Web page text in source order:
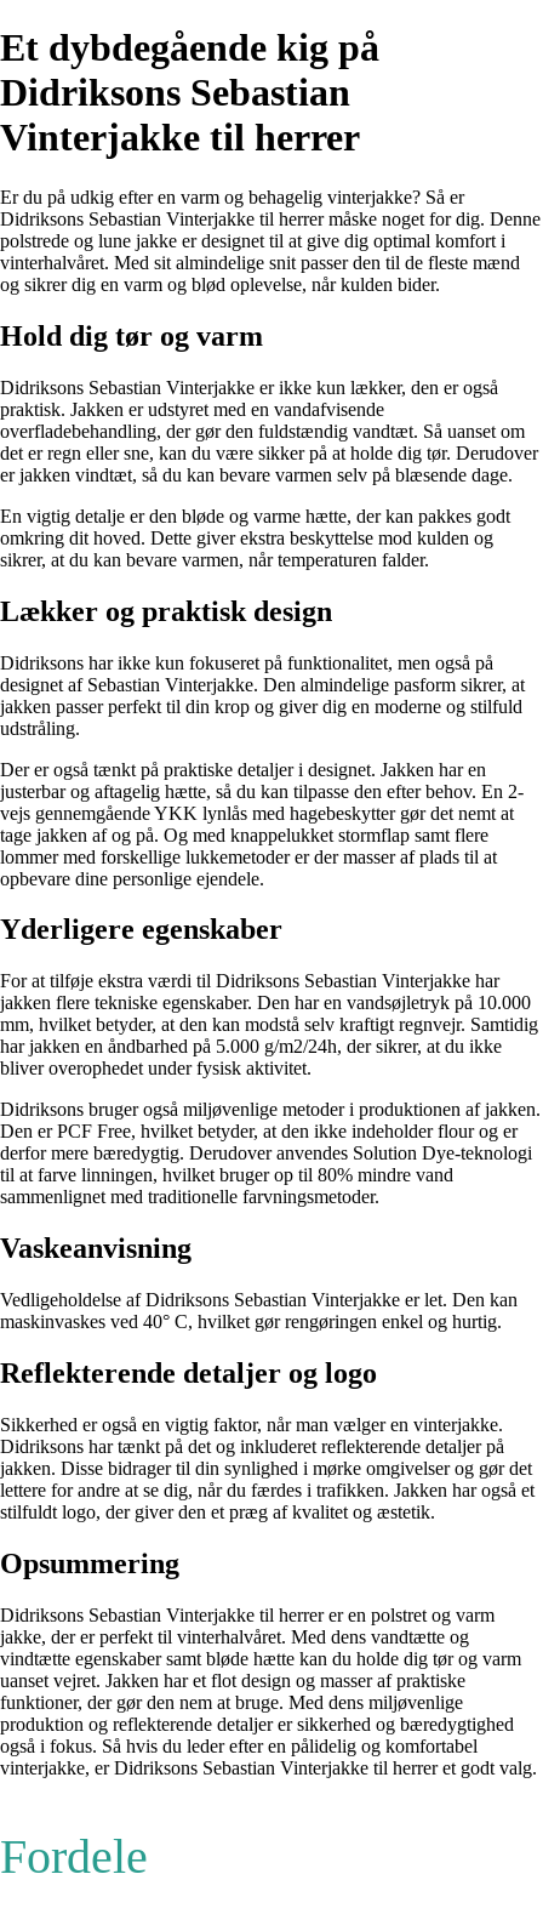
Et dybdegående kig på
Didriksons Sebastian
Vinterjakke til herrer
Er du på udkig efter en varm og behagelig vinterjakke? Så er
Didriksons Sebastian Vinterjakke til herrer måske noget for dig. Denne
polstrede og lune jakke er designet til at give dig optimal komfort i
vinterhalvåret. Med sit almindelige snit passer den til de fleste mænd
og sikrer dig en varm og blød oplevelse, når kulden bider.
Hold dig tør og varm
Didriksons Sebastian Vinterjakke er ikke kun lækker, den er også
praktisk. Jakken er udstyret med en vandafvisende
overfladebehandling, der gør den fuldstændig vandtæt. Så uanset om
det er regn eller sne, kan du være sikker på at holde dig tør. Derudover
er jakken vindtæt, så du kan bevare varmen selv på blæsende dage.
En vigtig detalje er den bløde og varme hætte, der kan pakkes godt
omkring dit hoved. Dette giver ekstra beskyttelse mod kulden og
sikrer, at du kan bevare varmen, når temperaturen falder.
Lækker og praktisk design
Didriksons har ikke kun fokuseret på funktionalitet, men også på
designet af Sebastian Vinterjakke. Den almindelige pasform sikrer, at
jakken passer perfekt til din krop og giver dig en moderne og stilfuld
udstråling.
Der er også tænkt på praktiske detaljer i designet. Jakken har en
justerbar og aftagelig hætte, så du kan tilpasse den efter behov. En 2-
vejs gennemgående YKK lynlås med hagebeskytter gør det nemt at
tage jakken af og på. Og med knappelukket stormflap samt flere
lommer med forskellige lukkemetoder er der masser af plads til at
opbevare dine personlige ejendele.
Yderligere egenskaber
For at tilføje ekstra værdi til Didriksons Sebastian Vinterjakke har
jakken flere tekniske egenskaber. Den har en vandsøjletryk på 10.000
mm, hvilket betyder, at den kan modstå selv kraftigt regnvejr. Samtidig
har jakken en åndbarhed på 5.000 g/m2/24h, der sikrer, at du ikke
bliver overophedet under fysisk aktivitet.
Didriksons bruger også miljøvenlige metoder i produktionen af jakken.
Den er PCF Free, hvilket betyder, at den ikke indeholder flour og er
derfor mere bæredygtig. Derudover anvendes Solution Dye-teknologi
til at farve linningen, hvilket bruger op til 80% mindre vand
sammenlignet med traditionelle farvningsmetoder.
Vaskeanvisning
Vedligeholdelse af Didriksons Sebastian Vinterjakke er let. Den kan
maskinvaskes ved 40° C, hvilket gør rengøringen enkel og hurtig.
Reflekterende detaljer og logo
Sikkerhed er også en vigtig faktor, når man vælger en vinterjakke.
Didriksons har tænkt på det og inkluderet reflekterende detaljer på
jakken. Disse bidrager til din synlighed i mørke omgivelser og gør det
lettere for andre at se dig, når du færdes i trafikken. Jakken har også et
stilfuldt logo, der giver den et præg af kvalitet og æstetik.
Opsummering
Didriksons Sebastian Vinterjakke til herrer er en polstret og varm
jakke, der er perfekt til vinterhalvåret. Med dens vandtætte og
vindtætte egenskaber samt bløde hætte kan du holde dig tør og varm
uanset vejret. Jakken har et flot design og masser af praktiske
funktioner, der gør den nem at bruge. Med dens miljøvenlige
produktion og reflekterende detaljer er sikkerhed og bæredygtighed
også i fokus. Så hvis du leder efter en pålidelig og komfortabel
vinterjakke, er Didriksons Sebastian Vinterjakke til herrer et godt valg.
Fordele